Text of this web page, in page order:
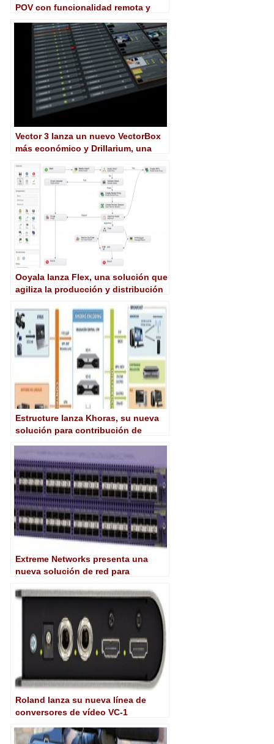
POV con funcionalidad remota y
Vector 3 lanza un nuevo VectorBox
más económico y Drillarium, una
cientos de canales
Ooyala lanza Flex, una solución que
agiliza la producción y distribución
Estructure lanza Khoras, su nueva
solución para contribución de
Extreme Networks presenta una
nueva solución de red para
Roland lanza su nueva línea de
conversores de vídeo VC-1